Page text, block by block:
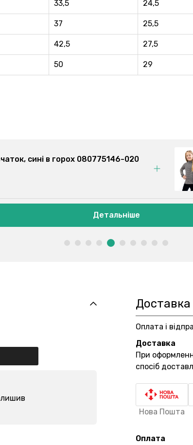
33,5 24,5
37 25,5
42,5 27,5
50 29
cині в горох 080775146-020
Детальніше
Оплата і
Доставка
При
спосіб
Нова Пошта
Оплата